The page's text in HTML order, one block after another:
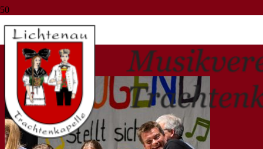
wasenhalle scherzheim
wasenhalle scherzheim